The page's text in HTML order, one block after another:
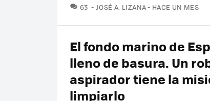
63 COMENTARIOS
JOSÉ A. LIZANA HACE UN MES
El fondo marino de
lleno de basura. Un
aspirador tiene la
limpiarlo